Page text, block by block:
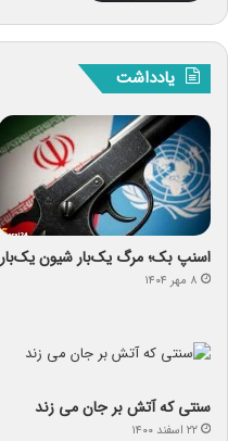
یادداشت
اسنپ ‌بک؛ مرگ یک‌بار شیون یک‌بار
۸ مهر ۱۴۰۴
سنتی که آتش بر جان می زند
۲۲ اسفند ۱۴۰۰